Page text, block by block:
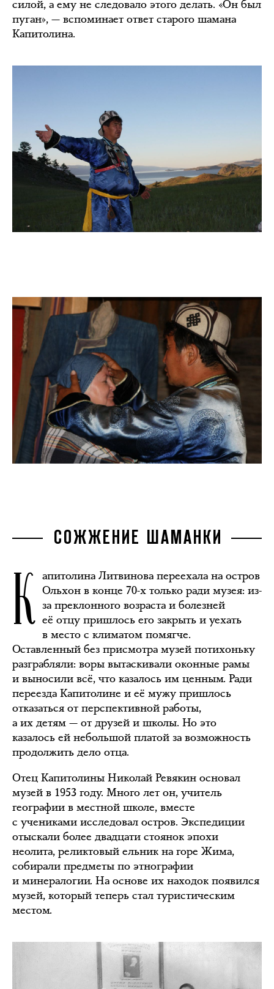
силой, а ему не следовало этого делать. «Он был
пуган», — вспоминает ответ старого шамана
Капитолина.
СОЖЖЕНИЕ ШАМАНКИ
К апитолина Литвинова переехала на остров
Ольхон в конце 70-х только ради музея: из-
за преклонного возраста и болезней
её отцу пришлось его закрыть и уехать
в место с климатом помягче.
Оставленный без присмотра музей потихоньку
разграбляли: воры вытаскивали оконные рамы
и выносили всё, что казалось им ценным. Ради
переезда Капитолине и её мужу пришлось
отказаться от перспективной работы,
а их детям — от друзей и школы. Но это
казалось ей небольшой платой за возможность
продолжить дело отца.
Отец Капитолины Николай Ревякин основал
музей в 1953 году. Много лет он, учитель
географии в местной школе, вместе
с учениками исследовал остров. Экспедиции
отыскали более двадцати стоянок эпохи
неолита, реликтовый ельник на горе Жима,
собирали предметы по этнографии
и минералогии. На основе их находок появился
музей, который теперь стал туристическим
местом.